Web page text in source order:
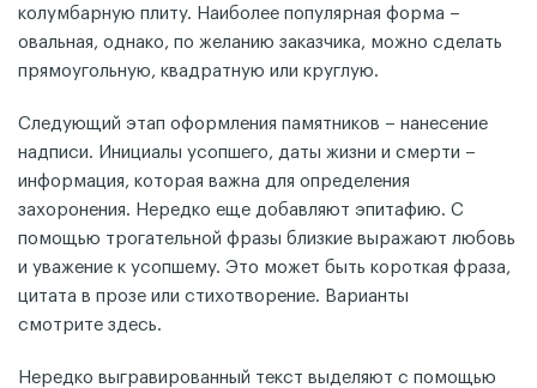
колумбарную плиту. Наиболее популярная форма –
овальная, однако, по желанию заказчика, можно сделать
прямоугольную, квадратную или круглую.
Следующий этап оформления памятников – нанесение
надписи. Инициалы усопшего, даты жизни и смерти –
информация, которая важна для определения
захоронения. Нередко еще добавляют эпитафию. С
помощью трогательной фразы близкие выражают любовь
и уважение к усопшему. Это может быть короткая фраза,
цитата в прозе или стихотворение. Варианты
смотрите здесь.
Нередко выгравированный текст выделяют с помощью